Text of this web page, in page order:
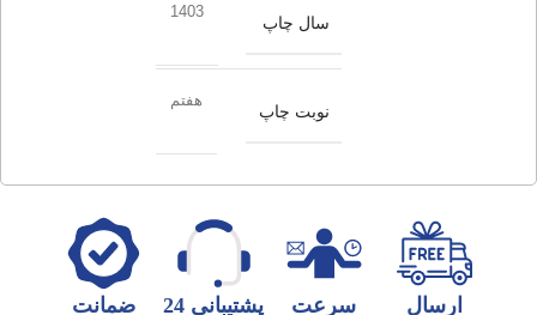
سال چاپ
1403
نوبت چاپ
هفتم
ارسال
سرعت
پشتیبانی 24
ضمانت